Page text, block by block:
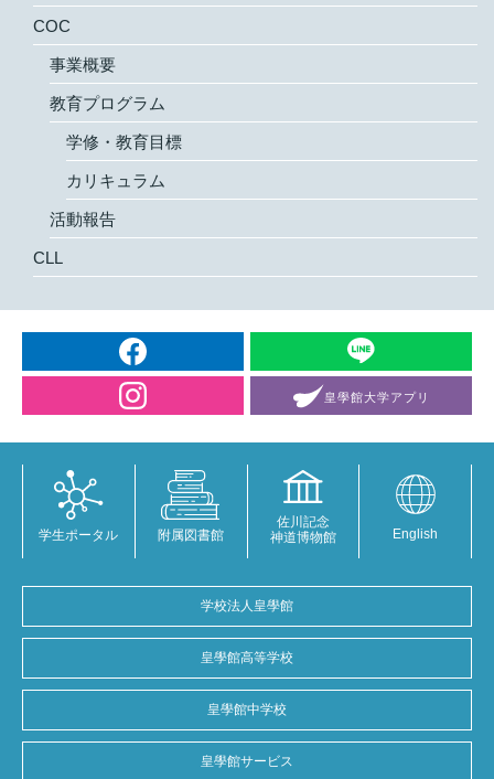
COC
事業概要
教育プログラム
学修・教育目標
カリキュラム
活動報告
CLL
学校法人皇學館
皇學館高等学校
皇學館中学校
皇學館サービス
学生ポータル 附属図書館
佐川記念
神道博物館
English
皇學館大学アプリ